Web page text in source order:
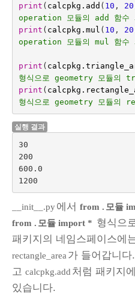
print ( calcpkg . add ( 10 , 20
operation 모듈의 add 함수
print ( calcpkg . mul ( 10 , 20
operation 모듈의 mul 함수
print ( calcpkg .
형식으로 geometry 모듈의
print ( calcpkg .
형식으로 geometry 모듈의
실행 결과
30
200
600.0
__init__.py에서 from . 모듈
from . 모듈 import * 형식으
패키지의 네임스페이스에
rectangle_area 가 들어갑니
고 calcpkg.add 처럼 패키지
있습니다.